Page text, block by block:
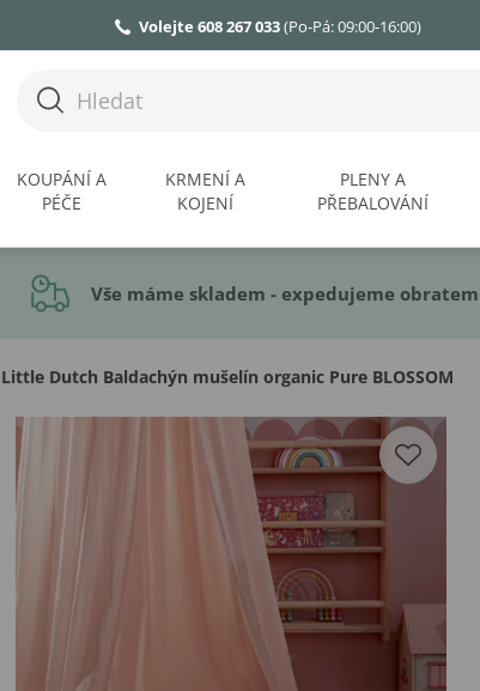
Volejte 608 267 033(Po-Pá: 09:00-16:00)
KOUPÁNÍ A
PÉČE
KRMENÍ A
KOJENÍ
PLENY A
PŘEBALOVÁNÍ
Vše máme skladem - expedujeme
Dutch Baldachýn mušelín organic Pure BLOSSOM